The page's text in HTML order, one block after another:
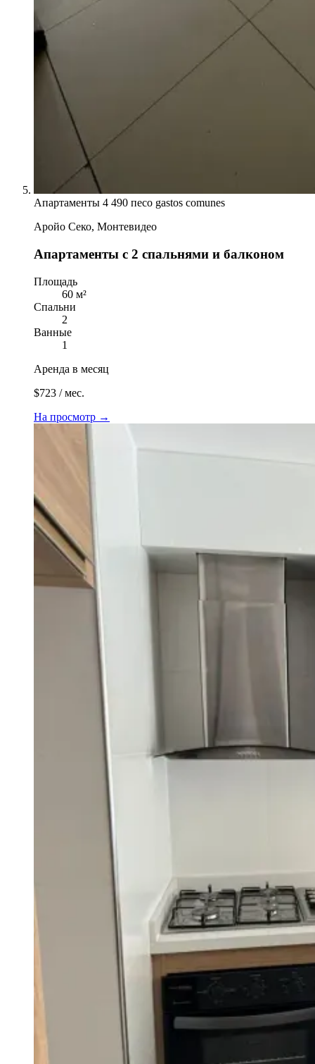
Апартаменты 4 490 песо gastos comunes
Аройо Секо, Монтевидео
Апартаменты с 2 спальнями и балконом
Площадь
60 м²
Спальни
2
Ванные
1
Аренда в месяц
$723 / мес.
На просмотр →